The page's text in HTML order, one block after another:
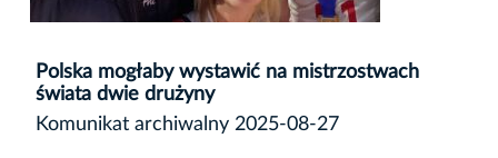
Polska mogłaby wystawić na mistrzostwach
świata dwie drużyny
Komunikat archiwalny 2025-08-27